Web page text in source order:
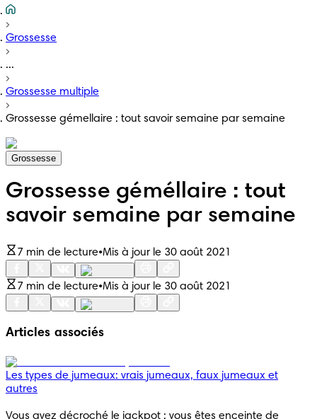
Grossesse
...
Grossesse multiple
Grossesse gémellaire : tout savoir semaine par semaine
Grossesse
Grossesse géméllaire : tout
savoir semaine par semaine
7 min de lecture•Mis à jour le 30 août 2021
7 min de lecture•Mis à jour le 30 août 2021
Articles associés
Les types de jumeaux: vrais jumeaux, faux jumeaux et
autres
Vous avez décroché le jackpot : vous êtes enceinte de